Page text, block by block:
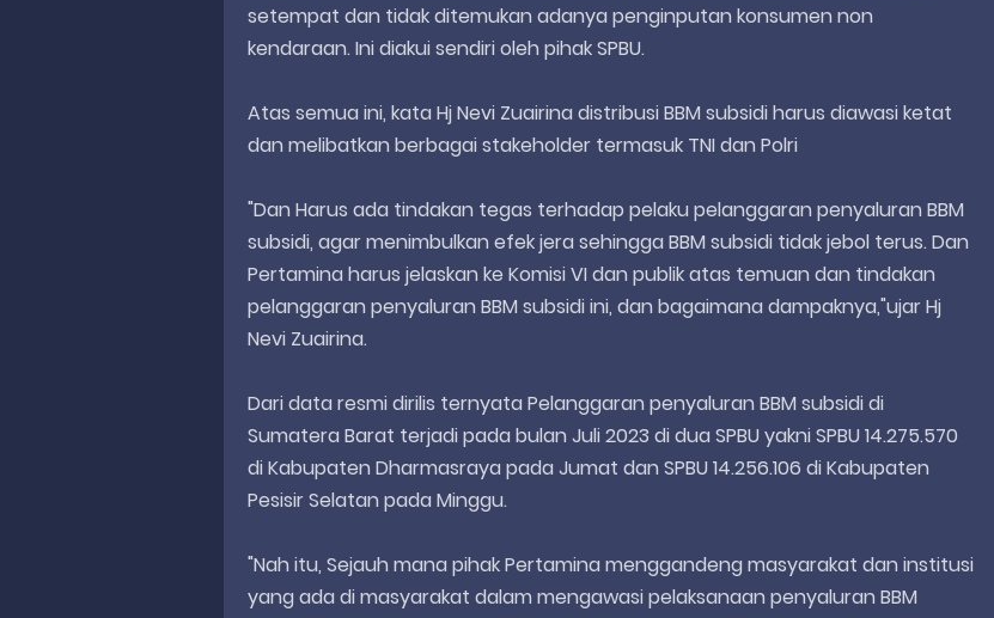
setempat dan tidak ditemukan adanya penginputan konsumen non
kendaraan. Ini diakui sendiri oleh pihak SPBU.
Atas semua ini, kata Hj Nevi Zuairina distribusi BBM subsidi harus diawasi ketat
dan melibatkan berbagai stakeholder termasuk TNI dan Polri
"Dan Harus ada tindakan tegas terhadap pelaku pelanggaran penyaluran BBM
subsidi, agar menimbulkan efek jera sehingga BBM subsidi tidak jebol terus. Dan
Pertamina harus jelaskan ke Komisi VI dan publik atas temuan dan tindakan
pelanggaran penyaluran BBM subsidi ini, dan bagaimana dampaknya,"ujar Hj
Nevi Zuairina.
Dari data resmi dirilis ternyata Pelanggaran penyaluran BBM subsidi di
Sumatera Barat terjadi pada bulan Juli 2023 di dua SPBU yakni SPBU 14.275.570
di Kabupaten Dharmasraya pada Jumat dan SPBU 14.256.106 di Kabupaten
Pesisir Selatan pada Minggu.
"Nah itu, Sejauh mana pihak Pertamina menggandeng masyarakat dan institusi
yang ada di masyarakat dalam mengawasi pelaksanaan penyaluran BBM